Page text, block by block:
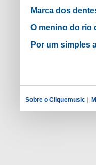
Marca dos
O menino do rio
Por um simples
Sobre o Cliquemusic |